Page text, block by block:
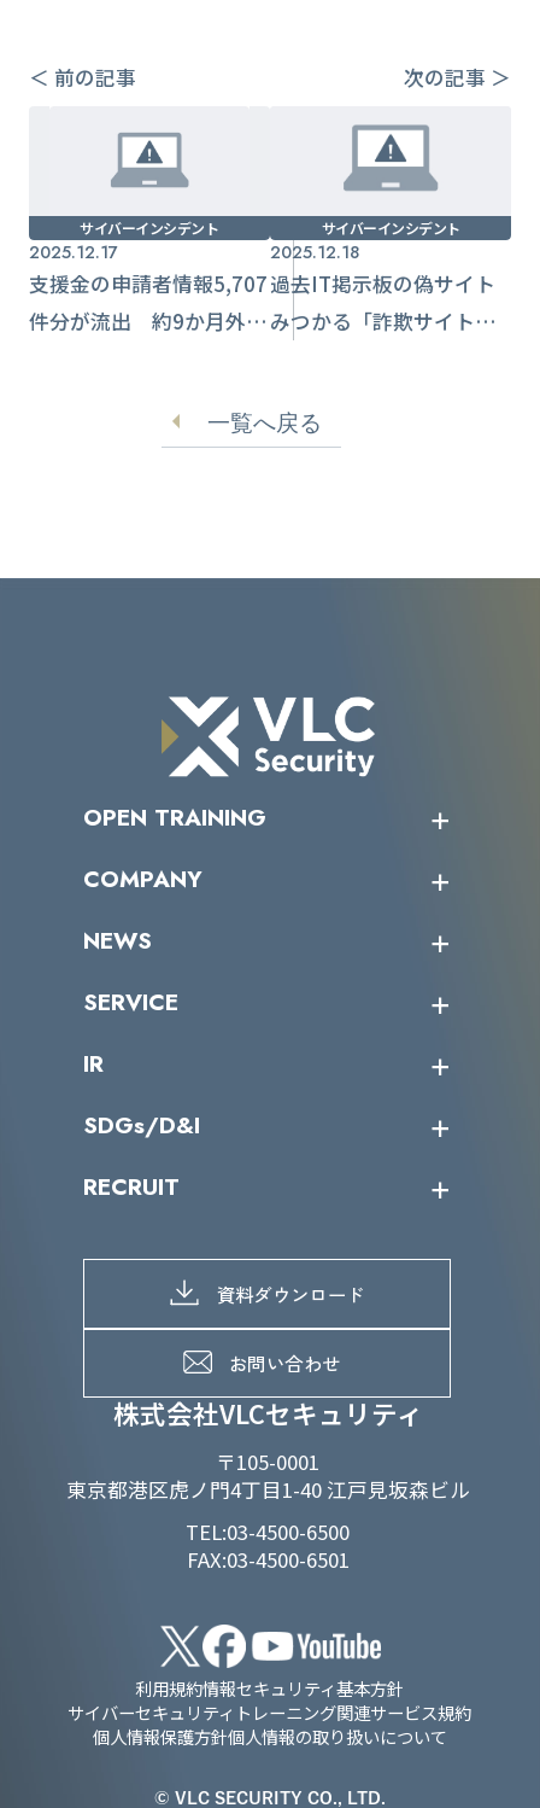
＜ 前の記事 次の記事 ＞
サイバーインシデント
2025.12.17
支援金の申請者情報5,707
件分が流出 約9か月外部
サイバーインシデント
2025.12.18
過去IT掲示板の偽サイト
みつかる「詐欺サイトの
ト・ジャパン】
一覧へ戻る
株式会社VLCセキュリティ
〒105-0001
東京都港区虎ノ門4丁目1-40 江戸見坂森ビル
TEL:03-4500-6500
FAX:03-4500-6501
OPEN TRAINING
受講者の声
COMPANY
トップメッセージ
ミッション／ビジョン
パートナー企業一覧
NEWS
サイバーニュース
SERVICE
カテゴリー別サービス一覧
IR
IRカレンダー
IRライブラリー
よくあるご質問
SDGs/D&I
当グループのマテリアリティ
SDGs推進体制
D&Iの取り組み
RECRUIT
募集職種一覧
メッセージ
メンバーインタビュー
資料ダウンロード
お問い合わせ
利用規約情報セキュリティ基本方針
サイバーセキュリティトレーニング関連サービス規約
個人情報保護方針個人情報の取り扱いについて
© VLC SECURITY CO., LTD.